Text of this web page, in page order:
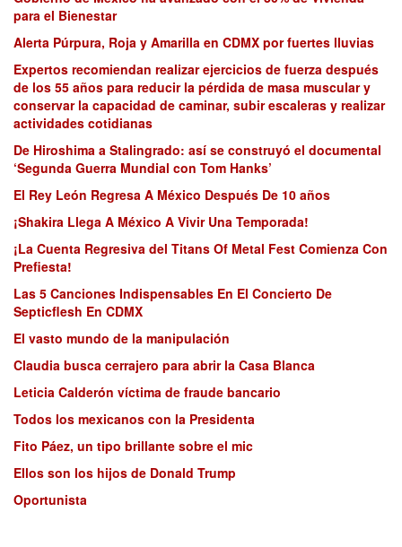
para el Bienestar
Alerta Púrpura, Roja y Amarilla en CDMX por fuertes lluvias
Expertos recomiendan realizar ejercicios de fuerza después
de los 55 años para reducir la pérdida de masa muscular y
conservar la capacidad de caminar, subir escaleras y realizar
actividades cotidianas
De Hiroshima a Stalingrado: así se construyó el documental
‘Segunda Guerra Mundial con Tom Hanks’
El Rey León Regresa A México Después De 10 años
¡Shakira Llega A México A Vivir Una Temporada!
¡La Cuenta Regresiva del Titans Of Metal Fest Comienza Con
Prefiesta!
Las 5 Canciones Indispensables En El Concierto De
Septicflesh En CDMX
El vasto mundo de la manipulación
Claudia busca cerrajero para abrir la Casa Blanca
Leticia Calderón víctima de fraude bancario
Todos los mexicanos con la Presidenta
Fito Páez, un tipo brillante sobre el mic
Ellos son los hijos de Donald Trump
Oportunista